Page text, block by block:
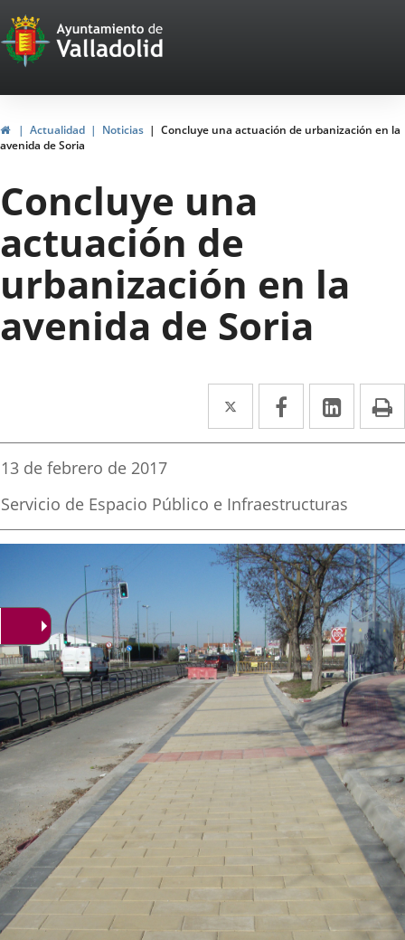
Portal
Web
del
Ayuntamiento
de
Valladolid
HomeActualidad Noticias
Concluye una actuación de urbanización en la
avenida de Soria
Concluye una
actuación de
urbanización en la
avenida de Soria
Twitter
Enlace
a
aplicación
externa.
Facebook
Enlace
a
externa.
Enlace
a
Fecha
la
noticia
13 de febrero de 2017
Fuente
la
Servicio de Espacio Público e Infraestructuras